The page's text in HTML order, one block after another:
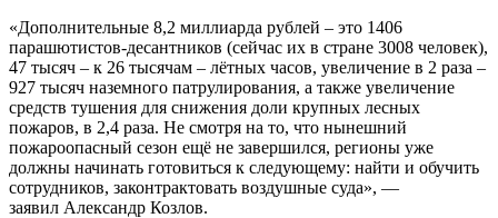
«Дополнительные 8,2 миллиарда рублей – это 1406
парашютистов-десантников (сейчас их в стране 3008 человек),
47 тысяч – к 26 тысячам – лётных часов, увеличение в 2 раза –
927 тысяч наземного патрулирования, а также увеличение
средств тушения для снижения доли крупных лесных
пожаров, в 2,4 раза. Не смотря на то, что нынешний
пожароопасный сезон ещё не завершился, регионы уже
должны начинать готовиться к следующему: найти и обучить
сотрудников, законтрактовать воздушные суда», —
заявил Александр Козлов.